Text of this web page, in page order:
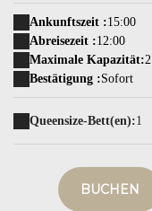
Ankunftszeit :15:00
Abreisezeit :12:00
Maximale Kapazität:2
Bestätigung :Sofort
Queensize-Bett(en):1
BUCHEN